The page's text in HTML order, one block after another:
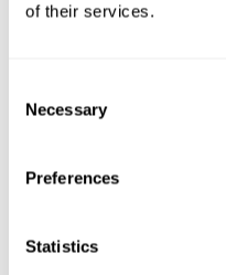
of their services.
Selection
Necessary
Preferences
Statistics
01.05.2026
exposición
Kiev. Visítenos en el